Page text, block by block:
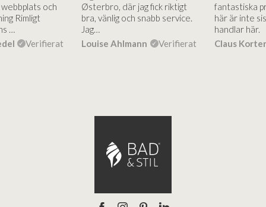
och
Rimligt
…
Verifierat
Østerbro, där jag fick riktigt
bra, vänlig och snabb service.
Jag…
Louise Ahlmann
Verifierat
fantastiska
här är inte
handlar här.
Claus